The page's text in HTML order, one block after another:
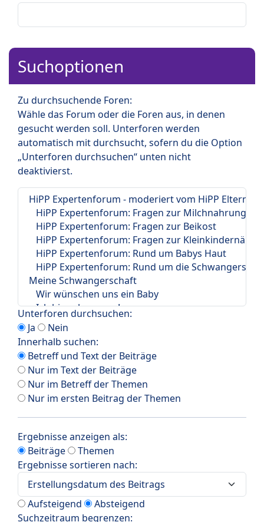
Suchoptionen
Zu durchsuchende Foren:
Wähle das Forum oder die Foren aus, in denen
gesucht werden soll. Unterforen werden
automatisch mit durchsucht, sofern du die Option
„Unterforen durchsuchen“ unten nicht
deaktivierst.
Unterforen durchsuchen:
Ja
Nein
Innerhalb suchen:
Betreff und Text der Beiträge
Nur im Text der Beiträge
Nur im Betreff der Themen
Nur im ersten Beitrag der Themen
Ergebnisse anzeigen als:
Beiträge
Themen
Ergebnisse sortieren nach:
Aufsteigend
Absteigend
Suchzeitraum begrenzen: